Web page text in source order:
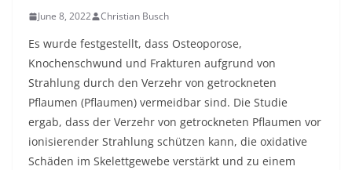
June 8, 2022 Christian Busch
Es wurde festgestellt, dass Osteoporose,
Knochenschwund und Frakturen aufgrund von
Strahlung durch den Verzehr von getrockneten
Pflaumen (Pflaumen) vermeidbar sind. Die Studie
ergab, dass der Verzehr von getrockneten Pflaumen vor
ionisierender Strahlung schützen kann, die oxidative
Schäden im Skelettgewebe verstärkt und zu einem